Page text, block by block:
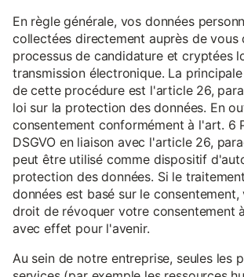
En règle générale, vos données
collectées directement auprès de vous
processus de candidature et cryptées
transmission électronique. La
de cette procédure est l'article 26,
loi sur la protection des données. En
consentement conformément à l'art. 6
DSGVO en liaison avec l'article 26,
peut être utilisé comme dispositif
protection des données. Si le
données est basé sur le consentement,
droit de révoquer votre consentement
avec effet pour l'avenir.
Au sein de notre entreprise, seules les